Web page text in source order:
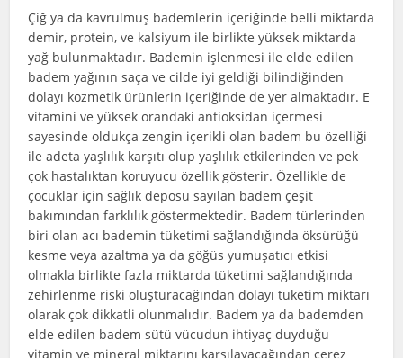
Çiğ ya da kavrulmuş bademlerin içeriğinde belli miktarda
demir, protein, ve kalsiyum ile birlikte yüksek miktarda
yağ bulunmaktadır. Bademin işlenmesi ile elde edilen
badem yağının saça ve cilde iyi geldiği bilindiğinden
dolayı kozmetik ürünlerin içeriğinde de yer almaktadır. E
vitamini ve yüksek orandaki antioksidan içermesi
sayesinde oldukça zengin içerikli olan badem bu özelliği
ile adeta yaşlılık karşıtı olup yaşlılık etkilerinden ve pek
çok hastalıktan koruyucu özellik gösterir. Özellikle de
çocuklar için sağlık deposu sayılan badem çeşit
bakımından farklılık göstermektedir. Badem türlerinden
biri olan acı bademin tüketimi sağlandığında öksürüğü
kesme veya azaltma ya da göğüs yumuşatıcı etkisi
olmakla birlikte fazla miktarda tüketimi sağlandığında
zehirlenme riski oluşturacağından dolayı tüketim miktarı
olarak çok dikkatli olunmalıdır. Badem ya da bademden
elde edilen badem sütü vücudun ihtiyaç duyduğu
vitamin ve mineral miktarını karşılayacağından çerez